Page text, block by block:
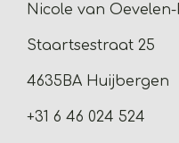
Nicole van Oevelen-
Staartsestraat 25
4635BA Huijbergen
+31 6 46 024 524